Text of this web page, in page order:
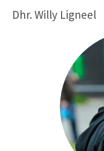
Dhr. Willy Ligneel